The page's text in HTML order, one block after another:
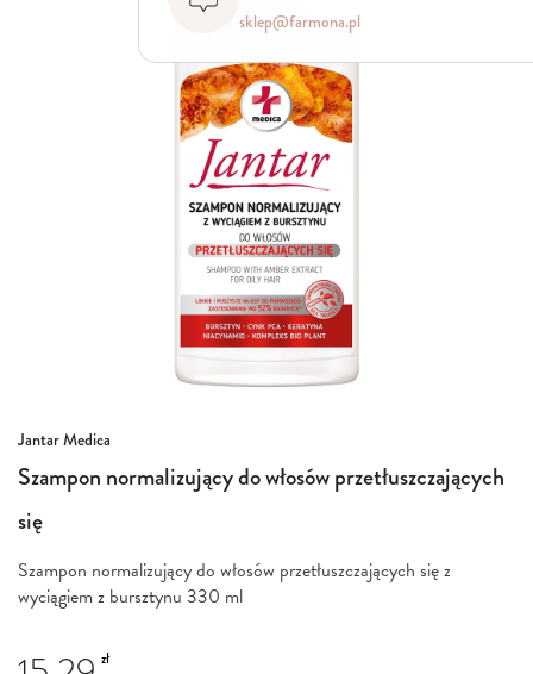
sklep@farmona.pl
Jantar Medica
Szampon normalizujący do włosów przetłuszczających
się
Szampon normalizujący do włosów przetłuszczających się z
wyciągiem z bursztynu 330 ml
zł
Przejdź
początek
galerii